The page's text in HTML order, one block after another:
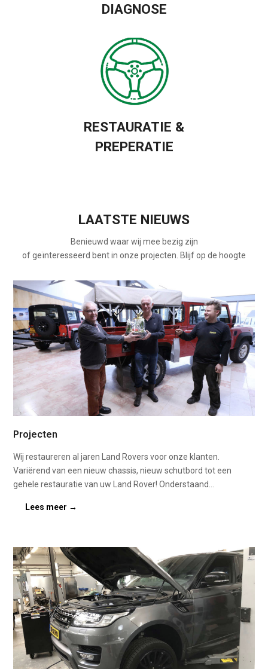
DIAGNOSE
RESTAURATIE &
PREPERATIE
LAATSTE NIEUWS
Benieuwd waar wij mee bezig zijn
of geïnteresseerd bent in onze projecten. Blijf op de hoogte
Projecten
Wij restaureren al jaren Land Rovers voor onze klanten.
Variërend van een nieuw chassis, nieuw schutbord tot een
gehele restauratie van uw Land Rover! Onderstaand…
Lees meer →